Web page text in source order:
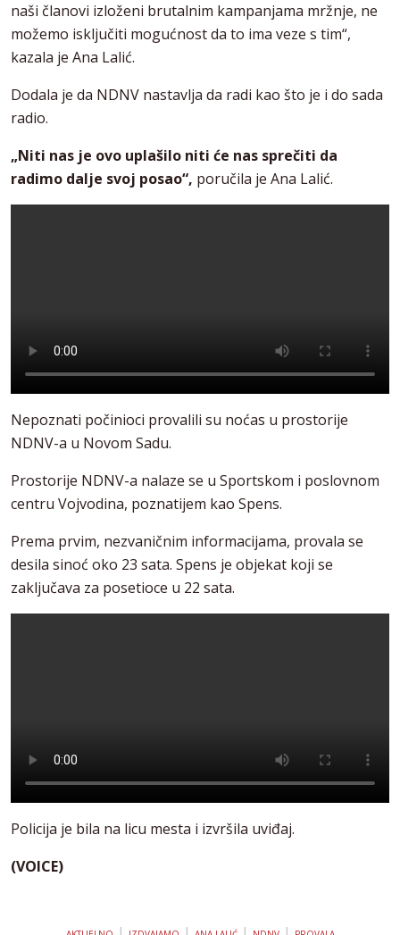
naši članovi izloženi brutalnim kampanjama mržnje, ne
možemo isključiti mogućnost da to ima veze s tim“,
kazala je Ana Lalić.
Dodala je da NDNV nastavlja da radi kao što je i do sada
radio.
„Niti nas je ovo uplašilo niti će nas sprečiti da
radimo dalje svoj posao“, poručila je Ana Lalić.
Nepoznati počinioci provalili su noćas u prostorije
NDNV-a u Novom Sadu.
Prostorije NDNV-a nalaze se u Sportskom i poslovnom
centru Vojvodina, poznatijem kao Spens.
Prema prvim, nezvaničnim informacijama, provala se
desila sinoć oko 23 sata. Spens je objekat koji se
zaključava za posetioce u 22 sata.
Policija je bila na licu mesta i izvršila uviđaj.
(VOICE)